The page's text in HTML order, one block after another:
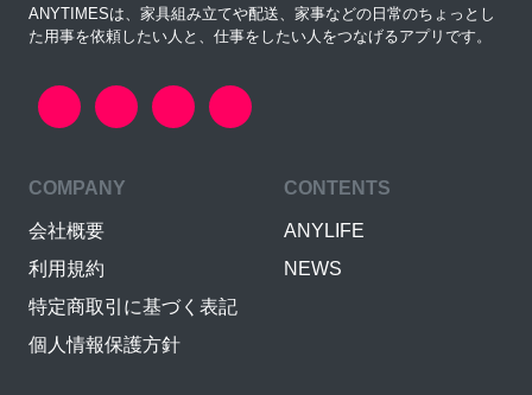
ANYTIMESは、家具組み立てや配送、家事などの日常のちょっとし
た用事を依頼したい人と、仕事をしたい人をつなげるアプリです。
COMPANY
会社概要
利用規約
特定商取引に基づく表記
個人情報保護方針
CONTENTS
ANYLIFE
NEWS